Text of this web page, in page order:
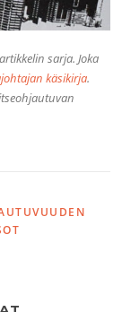
sarja. Joka
käsikirja.